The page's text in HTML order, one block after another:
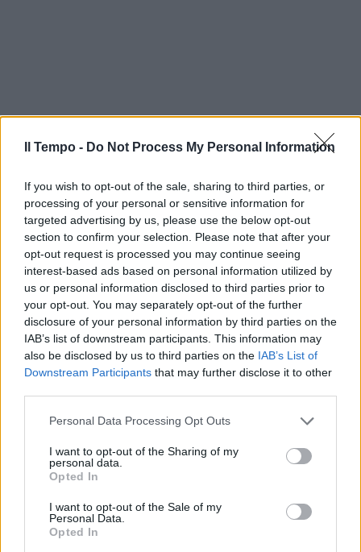
Il Tempo - Do Not Process My Personal Information
If you wish to opt-out of the sale, sharing to third parties, or
processing of your personal or sensitive information for
targeted advertising by us, please use the below opt-out
section to confirm your selection. Please note that after your
opt-out request is processed you may continue seeing
interest-based ads based on personal information utilized by
us or personal information disclosed to third parties prior to
your opt-out. You may separately opt-out of the further
disclosure of your personal information by third parties on the
IAB’s list of downstream participants. This information may
also be disclosed by us to third parties on the IAB’s List of
Downstream Participants that may further disclose it to other
Personal Data Processing Opt Outs
I want to opt-out of the Sharing of my
personal data.
Opted In
I want to opt-out of the Sale of my
Personal Data.
Opted In